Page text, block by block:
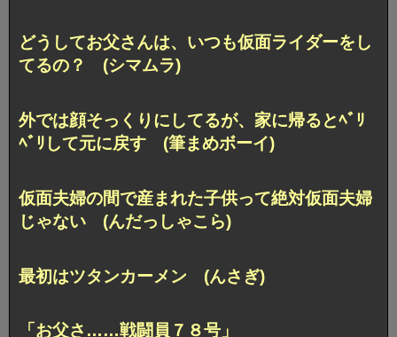
どうしてお父さんは、いつも仮面ライダーをし
てるの？ (シマムラ)
外では顔そっくりにしてるが、家に帰るとﾍﾞﾘ
ﾍﾞﾘして元に戻す (筆まめボーイ)
仮面夫婦の間で産まれた子供って絶対仮面夫婦
じゃない (んだっしゃこら)
最初はツタンカーメン (んさぎ)
「お父さ……戦闘員７８号」